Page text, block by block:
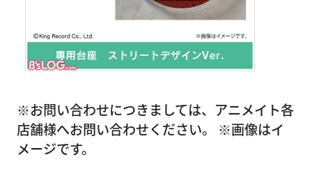
※お問い合わせにつきましては、アニメイト各
店舗様へお問い合わせください。 ※画像はイ
メージです。